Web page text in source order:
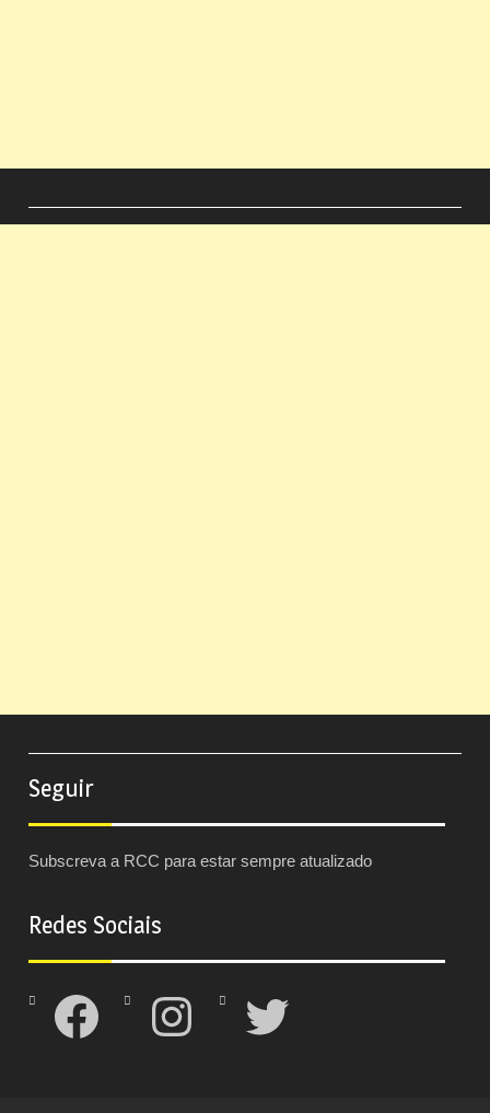
Seguir
Subscreva a RCC para estar sempre atualizado
Redes Sociais
Facebook Instagram Twitter